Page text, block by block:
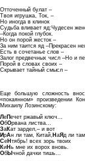
Отточенный булат –
Твоя игрушка, Ток, –
Но иногда в клинок
Судьба вливает яд:Чудесен
–Когда покой глубок.
Но он порой жесток –
За ним таится яд –Прекрасен
Есть в сочетанье слов –
Залог предвечных числ –Но и
Порой в словах своих –
Скрывает тайный смысл –
Еще большую сложность
«покаянном» произведении
Михаилу Лозинскому:
ЛеПечет ржавый ключ...
ОбОрвана листва...
ЗаКат зардел,– и вот
ИрАн ли там, Китай, Н аЯд ли
Се Н тябрь! всех зорь твоих
Ки Н ь мне их ворох вновь.
Об Ы чной дачки тишь...